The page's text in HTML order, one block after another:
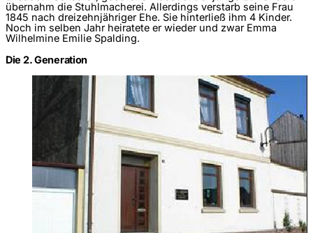
übernahm die Stuhlmacherei. Allerdings verstarb seine Frau
1845 nach dreizehnjähriger Ehe. Sie hinterließ ihm 4 Kinder.
Noch im selben Jahr heiratete er wieder und zwar Emma
Wilhelmine Emilie Spalding.
Die 2. Generation